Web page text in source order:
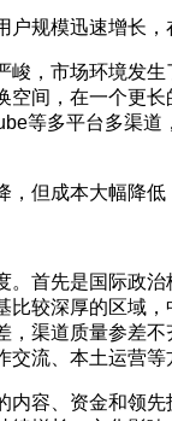
规模迅速增长
，市场环境发
间，在一个更
等多平台多渠
但成本大幅降低
首先是国际政
较深厚的区域
渠道质量参差
流、本土运营
容、资金和领